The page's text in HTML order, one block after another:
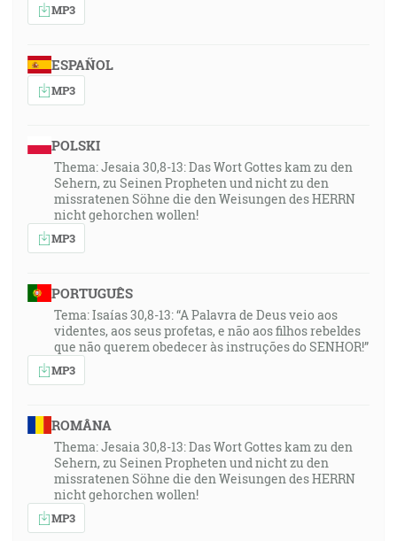
MP3
ESPAÑOL
MP3
POLSKI
Thema: Jesaia 30,8-13: Das Wort Gottes kam zu den
Sehern, zu Seinen Propheten und nicht zu den
missratenen Söhne die den Weisungen des HERRN
nicht gehorchen wollen!
MP3
PORTUGUÊS
Tema: Isaías 30,8-13: “A Palavra de Deus veio aos
videntes, aos seus profetas, e não aos filhos rebeldes
que não querem obedecer às instruções do SENHOR!”
MP3
ROMÂNA
Thema: Jesaia 30,8-13: Das Wort Gottes kam zu den
Sehern, zu Seinen Propheten und nicht zu den
missratenen Söhne die den Weisungen des HERRN
nicht gehorchen wollen!
MP3